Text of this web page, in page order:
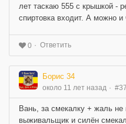
лет таскаю 555 с крышкой -
спиртовка входит. А можно и
0 Ответить
Борис 34
около 11 лет назад
Вань, за смекалку + жаль
выживальщик и силён